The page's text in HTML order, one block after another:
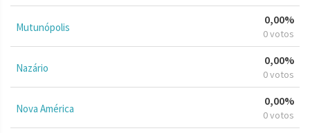
Mutunópolis
0,00%
0 votos
Nazário
0,00%
0 votos
Nova América
0,00%
0 votos